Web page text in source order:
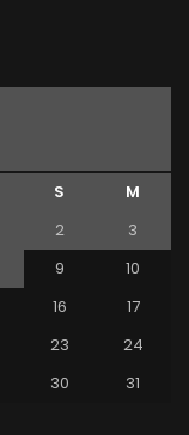
S
M
2
3
9
10
16
17
23
24
30
31